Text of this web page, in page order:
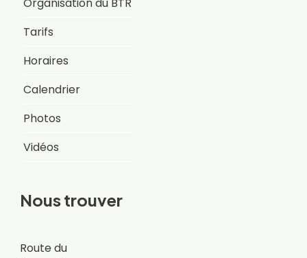
Tarifs
Horaires
Calendrier
Photos
Vidéos
Nous trouver
Route du